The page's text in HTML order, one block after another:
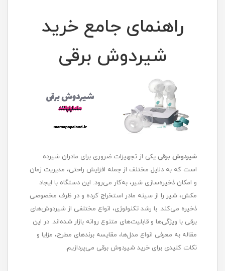
راهنمای جامع خرید
شیردوش برقی
شیردوش برقی یکی از تجهیزات ضروری برای مادران شیرده
است که به دلایل مختلف از جمله افزایش راحتی، مدیریت زمان
و امکان ذخیره‌سازی شیر، به‌کار می‌رود. این دستگاه با ایجاد
مکش، شیر را از سینه مادر استخراج کرده و در ظرف مخصوصی
ذخیره می‌کند. با رشد تکنولوژی، انواع مختلفی از شیردوش‌های
برقی با ویژگی‌ها و قابلیت‌های متنوع روانه بازار شده‌اند. در این
مقاله به معرفی انواع مدل‌ها، مقایسه برندهای مطرح، مزایا و
نکات کلیدی برای خرید شیردوش برقی می‌پردازیم.